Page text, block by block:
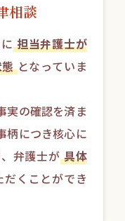
相談
担当弁護士が
となっていま
実の確認を済ま
柄につき核心に
弁護士が 具体
くことができ